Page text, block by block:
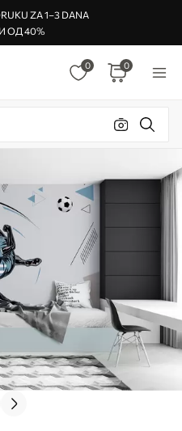
ZA 1–3 DANA
ОД 40%
0 0